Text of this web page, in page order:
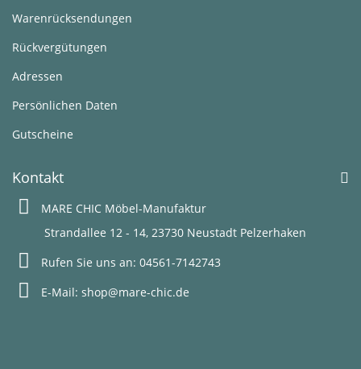
Warenrücksendungen
Rückvergütungen
Adressen
Persönlichen Daten
Gutscheine
Kontakt
MARE CHIC Möbel-Manufaktur
Strandallee 12 - 14, 23730 Neustadt Pelzerhaken
Rufen Sie uns an: 04561-7142743
E-Mail: shop@mare-chic.de